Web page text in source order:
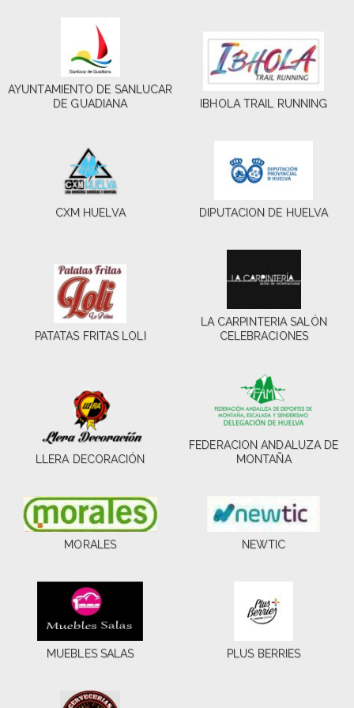
AYUNTAMIENTO DE SANLUCAR
DE GUADIANA
IBHOLA TRAIL RUNNING
CXM HUELVA DIPUTACION DE HUELVA
PATATAS FRITAS LOLI
LA CARPINTERIA SALÓN
CELEBRACIONES
LLERA DECORACIÓN
FEDERACION ANDALUZA DE
MONTAÑA
MORALES NEWTIC
MUEBLES SALAS PLUS BERRIES